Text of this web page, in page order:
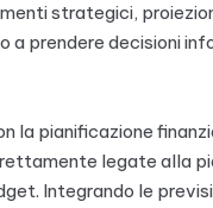
strategici,
a prendere decisioni
la pianificazione
legate alla
Integrando le